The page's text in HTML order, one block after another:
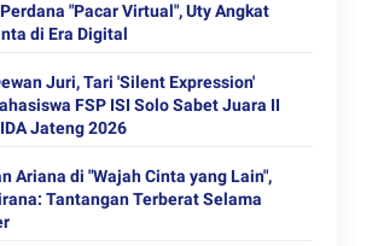
"Pacar Virtual", Uty Angkat
di Era Digital
Juri, Tari 'Silent Expression'
FSP ISI Solo Sabet Juara II
Jateng 2026
Ariana di "Wajah Cinta yang Lain",
Tantangan Terberat Selama